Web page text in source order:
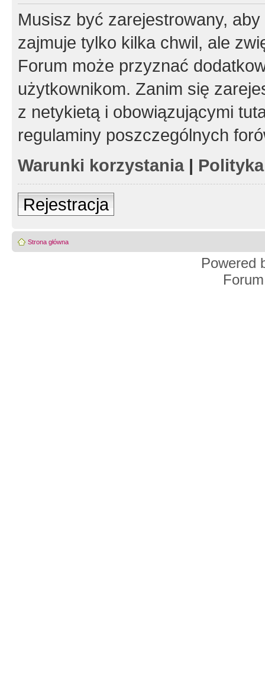
Musisz być zarejestrowany,
zajmuje tylko kilka chwil, ale
Forum może przyznać
użytkownikom. Zanim się
z netykietą i obowiązującymi
regulaminy poszczególnych
Warunki korzystania|
Rejestracja
Strona główna
Powered